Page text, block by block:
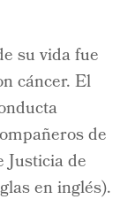
su vida fue
cáncer. El
de
de
en inglés).